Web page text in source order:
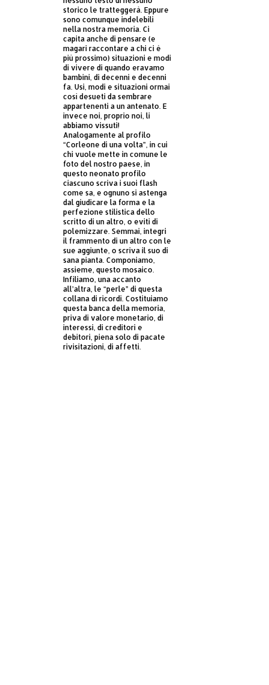
storico le tratteggerà. Eppure
sono comunque indelebili
nella nostra memoria. Ci
capita anche di pensare (e
magari raccontare a chi ci è
più prossimo) situazioni e modi
di vivere di quando eravamo
bambini, di decenni e decenni
fa. Usi, modi e situazioni ormai
così desueti da sembrare
appartenenti a un antenato. E
invece noi, proprio noi, li
abbiamo vissuti!
Analogamente al profilo
“Corleone di una volta”, in cui
chi vuole mette in comune le
foto del nostro paese, in
questo neonato profilo
ciascuno scriva i suoi flash
come sa, e ognuno si astenga
dal giudicare la forma e la
perfezione stilistica dello
scritto di un altro, o eviti di
polemizzare. Semmai, integri
il frammento di un altro con le
sue aggiunte, o scriva il suo di
sana pianta. Componiamo,
assieme, questo mosaico.
Infiliamo, una accanto
all’altra, le “perle” di questa
collana di ricordi. Costituiamo
questa banca della memoria,
priva di valore monetario, di
interessi, di creditori e
debitori, piena solo di pacate
rivisitazioni, di affetti.